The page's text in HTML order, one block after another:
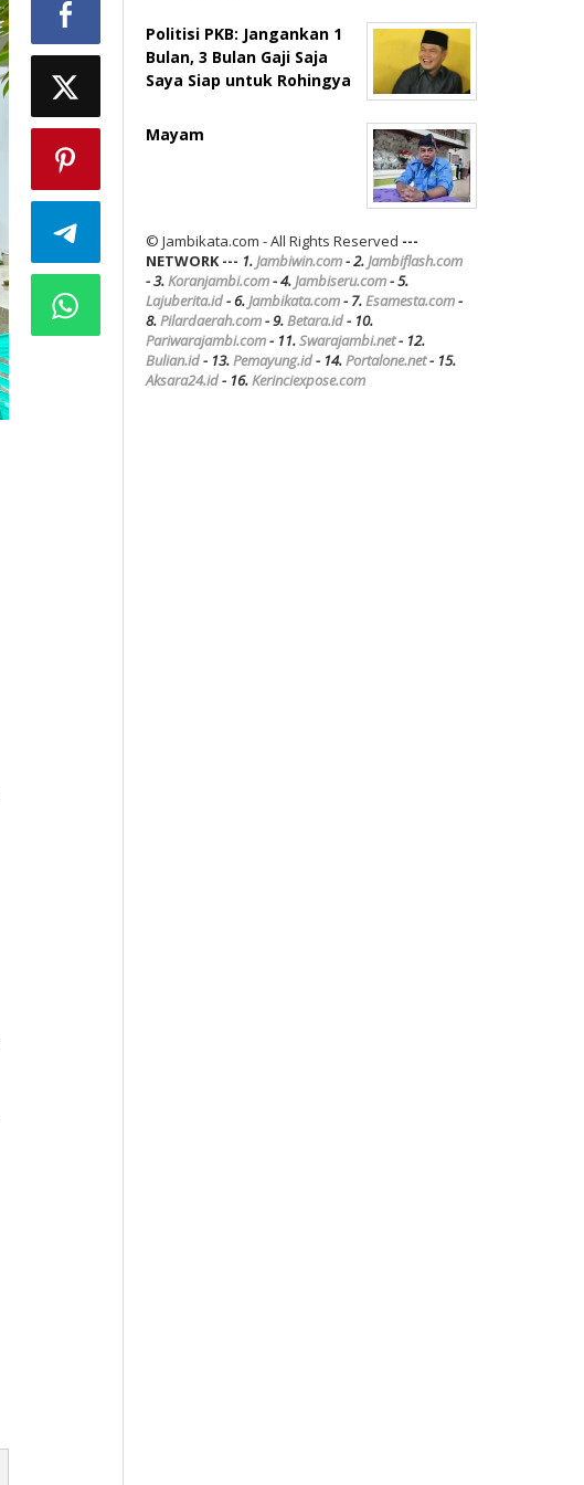
Politisi PKB: Jangankan 1
Bulan, 3 Bulan Gaji Saja
Saya Siap untuk Rohingya
Mayam
© Jambikata.com - All Rights Reserved ---
NETWORK --- 1.Jambiwin.com- 2.Jambiflash.com
- 3.Koranjambi.com- 4.Jambiseru.com- 5.
Lajuberita.id- 6.Jambikata.com- 7.Esamesta.com-
8.Pilardaerah.com- 9.Betara.id- 10.
Pariwarajambi.com- 11.Swarajambi.net- 12.
Bulian.id- 13.Pemayung.id- 14.Portalone.net- 15.
Aksara24.id- 16.Kerinciexpose.com